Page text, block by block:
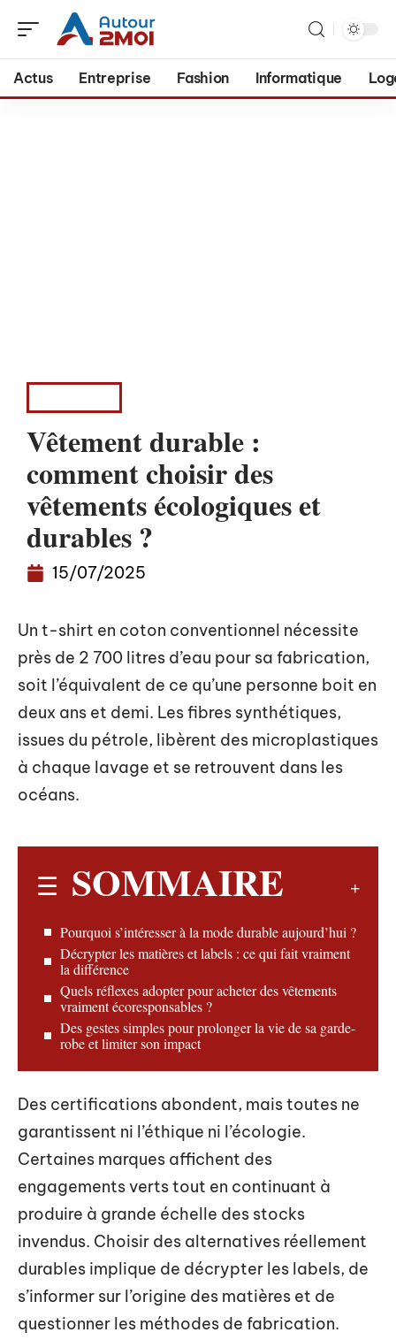
Actus Entreprise Fashion Informatique
Vêtement durable :
comment choisir des
vêtements écologiques et
durables ?
15/07/2025
Un t-shirt en coton conventionnel nécessite
près de 2 700 litres d’eau pour sa fabrication,
soit l’équivalent de ce qu’une personne boit en
deux ans et demi. Les fibres synthétiques,
issues du pétrole, libèrent des microplastiques
à chaque lavage et se retrouvent dans les
océans.
SOMMAIRE
Pourquoi s’intéresser à la mode durable aujourd’hui ?
Décrypter les matières et labels : ce qui fait vraiment
la différence
Quels réflexes adopter pour acheter des vêtements
vraiment écoresponsables ?
Des gestes simples pour prolonger la vie de sa garde-
robe et limiter son impact
Des certifications abondent, mais toutes ne
garantissent ni l’éthique ni l’écologie.
Certaines marques affichent des
engagements verts tout en continuant à
produire à grande échelle des stocks
invendus. Choisir des alternatives réellement
durables implique de décrypter les labels, de
s’informer sur l’origine des matières et de
questionner les méthodes de fabrication.